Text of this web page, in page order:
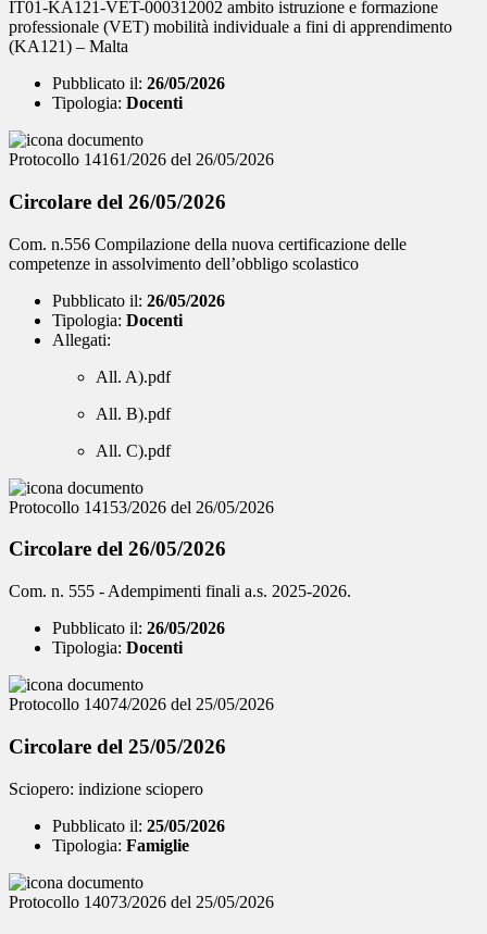
IT01-KA121-VET-000312002 ambito istruzione e formazione
professionale (VET) mobilità individuale a fini di apprendimento
(KA121) – Malta
Pubblicato il: 26/05/2026
Tipologia: Docenti
Protocollo 14161/2026 del 26/05/2026
Circolare del 26/05/2026
Com. n.556 Compilazione della nuova certificazione delle
competenze in assolvimento dell’obbligo scolastico
Pubblicato il: 26/05/2026
Tipologia: Docenti
Allegati:
All. A).pdf
All. B).pdf
All. C).pdf
Protocollo 14153/2026 del 26/05/2026
Circolare del 26/05/2026
Com. n. 555 - Adempimenti finali a.s. 2025-2026.
Pubblicato il: 26/05/2026
Tipologia: Docenti
Protocollo 14074/2026 del 25/05/2026
Circolare del 25/05/2026
Sciopero: indizione sciopero
Pubblicato il: 25/05/2026
Tipologia: Famiglie
Protocollo 14073/2026 del 25/05/2026